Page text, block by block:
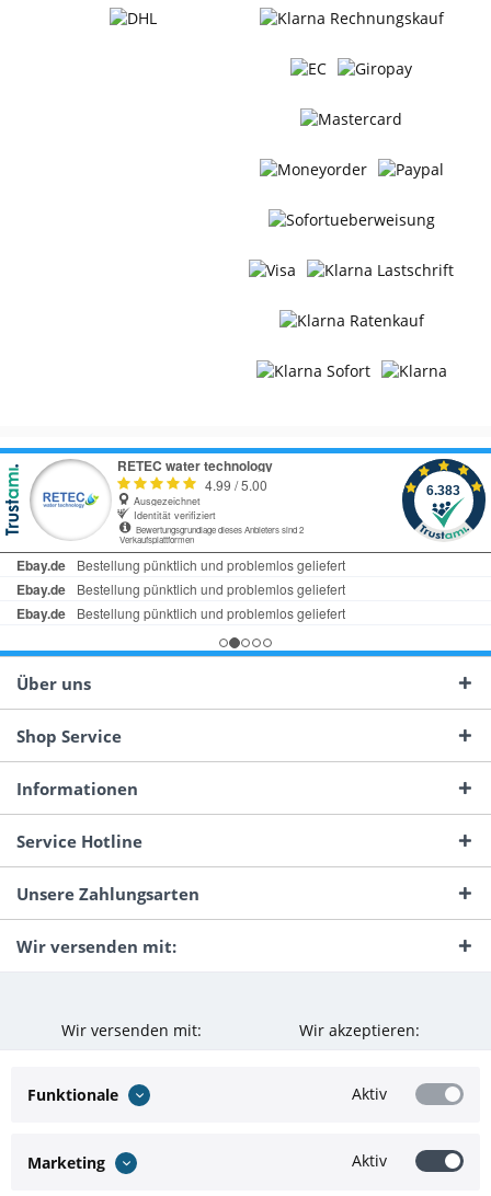
Über uns
Shop Service
Informationen
Service Hotline
Unsere Zahlungsarten
Wir versenden mit:
Wir versenden mit: Wir akzeptieren:
Funktionale Aktiv
Marketing Aktiv